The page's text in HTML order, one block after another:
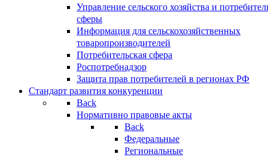
Управление сельского хозяйства и
сферы
Информация для сельскохозяйственных
товаропроизводителей
Потребительская сфера
Роспотребнадзор
Защита прав потребителей в регионах РФ
Стандарт развития конкуренции
Back
Нормативно правовые акты
Back
Федеральные
Региональные